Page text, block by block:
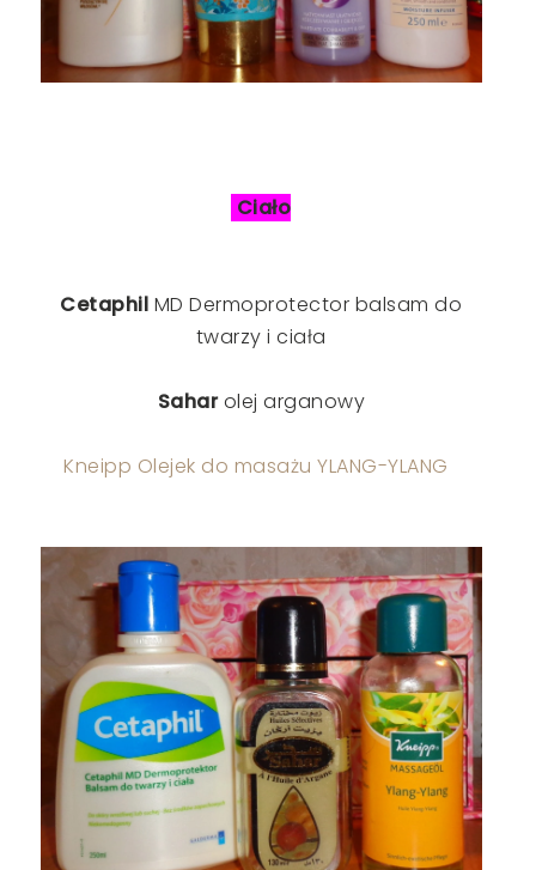
Ciało
Cetaphil MD Dermoprotector balsam do
twarzy i ciała
Saharolej arganowy
Kneipp Olejek do masażu YLANG-YLANG